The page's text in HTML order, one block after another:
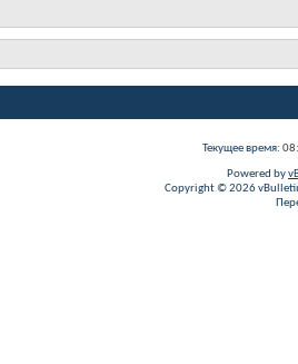
Текущее время:
Powered by
Copyright © 2026